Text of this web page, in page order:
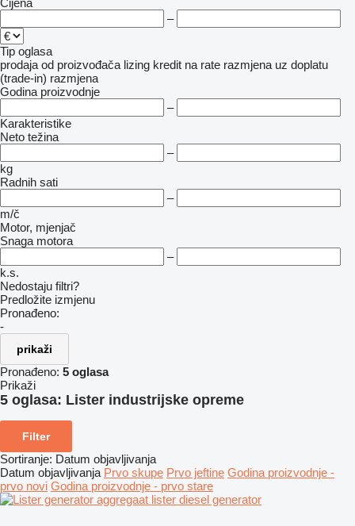
Cijena
–
Tip oglasa
prodaja od proizvođača lizing kredit na rate razmjena uz doplatu
(trade-in) razmjena
Godina proizvodnje
–
Karakteristike
Neto težina
–
kg
Radnih sati
–
m/č
Motor, mjenjač
Snaga motora
–
k.s.
Nedostaju filtri?
Predložite izmjenu
Pronađeno:
-
prikaži
Pronađeno: 5 oglasa
Prikaži
5 oglasa: Lister industrijske opreme
Filter
Sortiranje: Datum objavljivanja
Datum objavljivanja Prvo skupe Prvo jeftine Godina proizvodnje -
prvo novi Godina proizvodnje - prvo stare